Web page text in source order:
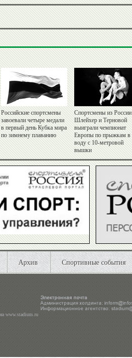
Российские спортсмены
завоевали четыре медали
в первый день Кубка мира
по зимнему плаванию
Спортсмены из России
Шлейхер и Терновой
выиграли чемпионат
Европы по прыжкам в
воду с 10-метровой
вышки
Архив Спортивные события
www.stadium.ru